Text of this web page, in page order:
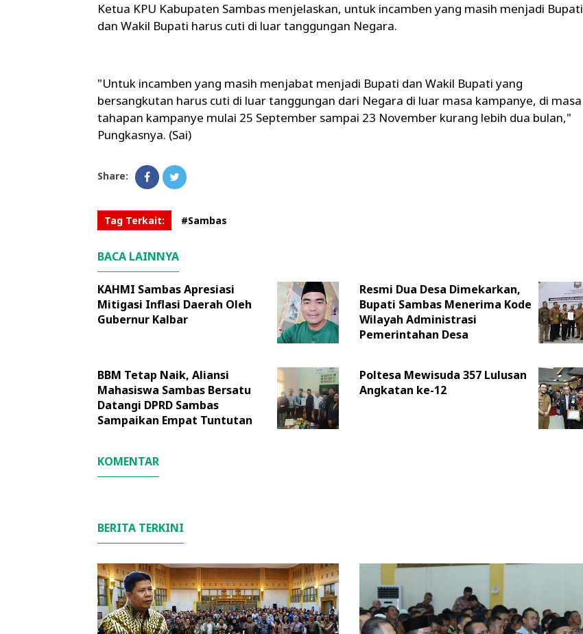
Ketua KPU Kabupaten Sambas menjelaskan, untuk incamben yang masih menjadi Bupati
dan Wakil Bupati harus cuti di luar tanggungan Negara.
"Untuk incamben yang masih menjabat menjadi Bupati dan Wakil Bupati yang
bersangkutan harus cuti di luar tanggungan dari Negara di luar masa kampanye, di masa
tahapan kampanye mulai 25 September sampai 23 November kurang lebih dua bulan,"
Pungkasnya. (Sai)
Share:
Tag Terkait: #Sambas
BACA LAINNYA
KAHMI Sambas Apresiasi
Mitigasi Inflasi Daerah Oleh
Gubernur Kalbar
Resmi Dua Desa Dimekarkan,
Bupati Sambas Menerima Kode
Wilayah Administrasi
Pemerintahan Desa
BBM Tetap Naik, Aliansi
Mahasiswa Sambas Bersatu
Datangi DPRD Sambas
Sampaikan Empat Tuntutan
Poltesa Mewisuda 357 Lulusan
Angkatan ke-12
KOMENTAR
BERITA TERKINI